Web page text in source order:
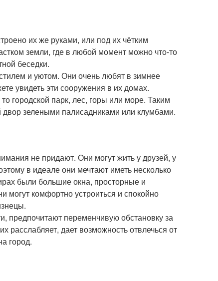
их же руками, или под их чётким
земли, где в любой момент можно что-то
беседки.
и уютом. Они очень любят в зимнее
увидеть эти сооружения в их домах.
городской парк, лес, горы или море. Таким
двор зелеными палисадниками или клумбами.
не придают. Они могут жить у друзей, у
в идеале они мечтают иметь несколько
были большие окна, просторные и
комфортно устроиться и спокойно
предпочитают переменчивую обстановку за
дает возможность отвлечься от
город.